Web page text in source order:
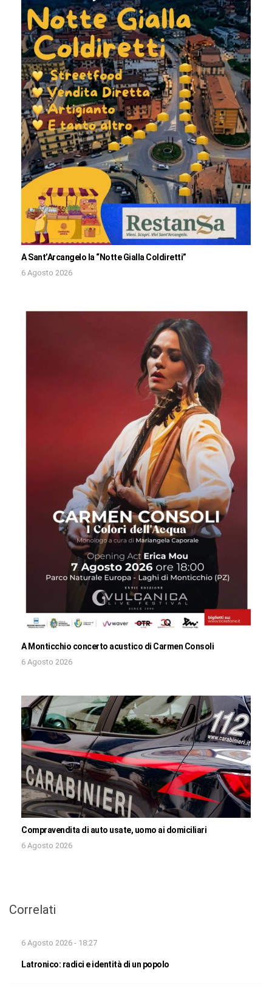
A Sant’Arcangelo la “Notte Gialla Coldiretti”
6 Agosto 2026
A Monticchio concerto acustico di Carmen Consoli
6 Agosto 2026
Compravendita di auto usate, uomo ai domiciliari
6 Agosto 2026
Correlati
6 Agosto 2026 - 18:27
Latronico: radici e identità di un popolo